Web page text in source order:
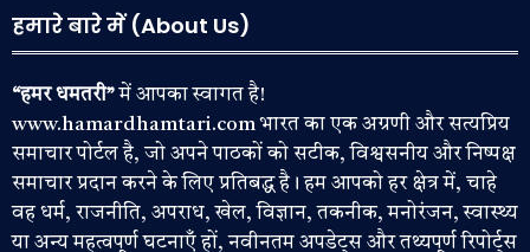
हमारे बारे में (About Us)
“हमर धमतरी”में आपका स्वागत है!
www.hamardhamtari.com भारत का एक अग्रणी और सत्यप्रिय
समाचार पोर्टल है, जो अपने पाठकों को सटीक, विश्वसनीय और निष्पक्ष
समाचार प्रदान करने के लिए प्रतिबद्ध है। हम आपको हर क्षेत्र में, चाहे
वह धर्म, राजनीति, अपराध, खेल, विज्ञान, तकनीक, मनोरंजन, स्वास्थ्य
या अन्य महत्वपूर्ण घटनाएँ हों, नवीनतम अपडेट्स और तथ्यपूर्ण रिपोर्ट्स